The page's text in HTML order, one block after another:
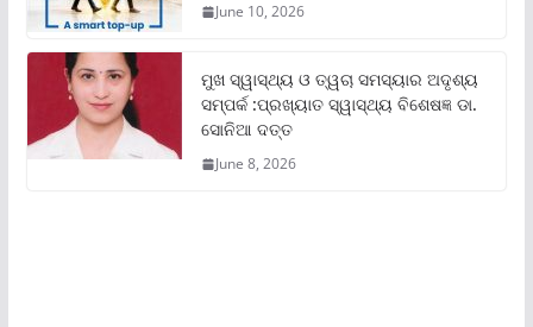
June 10, 2026
ମୁଖ ସ୍ୱାସ୍ଥ୍ୟ ଓ ତ୍ୱଚା ସମସ୍ୟାର ଅଦୃଶ୍ୟ
ସମ୍ପର୍କ :ପ୍ରଖ୍ୟାତ ସ୍ୱାସ୍ଥ୍ୟ ବିଶେଷଜ୍ଞ ଡା.
ସୋନିଆ ଦତ୍ତ
June 8, 2026